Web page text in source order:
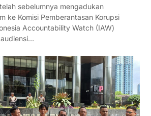
sebelumnya mengadukan
ke Komisi Pemberantasan Korupsi
Accountability Watch (IAW)